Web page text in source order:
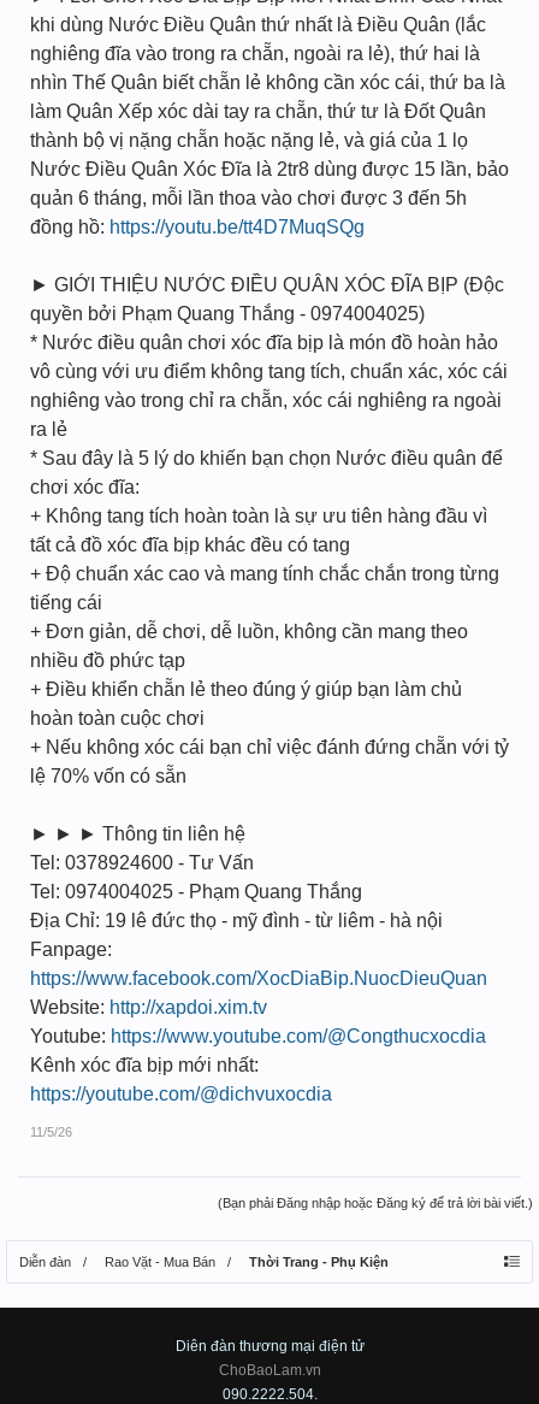
khi dùng Nước Điều Quân thứ nhất là Điều Quân (lắc
nghiêng đĩa vào trong ra chẵn, ngoài ra lẻ), thứ hai là
nhìn Thế Quân biết chẵn lẻ không cần xóc cái, thứ ba là
làm Quân Xếp xóc dài tay ra chẵn, thứ tư là Đốt Quân
thành bộ vị nặng chẵn hoặc nặng lẻ, và giá của 1 lọ
Nước Điều Quân Xóc Đĩa là 2tr8 dùng được 15 lần, bảo
quản 6 tháng, mỗi lần thoa vào chơi được 3 đến 5h
đồng hồ: https://youtu.be/tt4D7MuqSQg
► GIỚI THIỆU NƯỚC ĐIỀU QUÂN XÓC ĐĨA BỊP (Độc
quyền bởi Phạm Quang Thắng - 0974004025)
* Nước điều quân chơi xóc đĩa bịp là món đồ hoàn hảo
vô cùng với ưu điểm không tang tích, chuẩn xác, xóc cái
nghiêng vào trong chỉ ra chẵn, xóc cái nghiêng ra ngoài
ra lẻ
* Sau đây là 5 lý do khiến bạn chọn Nước điều quân để
chơi xóc đĩa:
+ Không tang tích hoàn toàn là sự ưu tiên hàng đầu vì
tất cả đồ xóc đĩa bịp khác đều có tang
+ Độ chuẩn xác cao và mang tính chắc chắn trong từng
tiếng cái
+ Đơn giản, dễ chơi, dễ luồn, không cần mang theo
nhiều đồ phức tạp
+ Điều khiển chẵn lẻ theo đúng ý giúp bạn làm chủ
hoàn toàn cuộc chơi
+ Nếu không xóc cái bạn chỉ việc đánh đứng chẵn với tỷ
lệ 70% vốn có sẵn
► ► ► Thông tin liên hệ
Tel: 0378924600 - Tư Vấn
Tel: 0974004025 - Phạm Quang Thắng
Địa Chỉ: 19 lê đức thọ - mỹ đình - từ liêm - hà nội
Fanpage:
https://www.facebook.com/XocDiaBip.NuocDieuQuan
Website: http://xapdoi.xim.tv
Youtube: https://www.youtube.com/@Congthucxocdia
Kênh xóc đĩa bịp mới nhất:
https://youtube.com/@dichvuxocdia
11/5/26
(Bạn phải Đăng nhập hoặc Đăng ký để trả lời bài viết.)
Diễn đàn Rao Vặt - Mua Bán Thời Trang - Phụ Kiện
Diên đàn thương mại điện tử
ChoBaoLam.vn
090.2222.504.